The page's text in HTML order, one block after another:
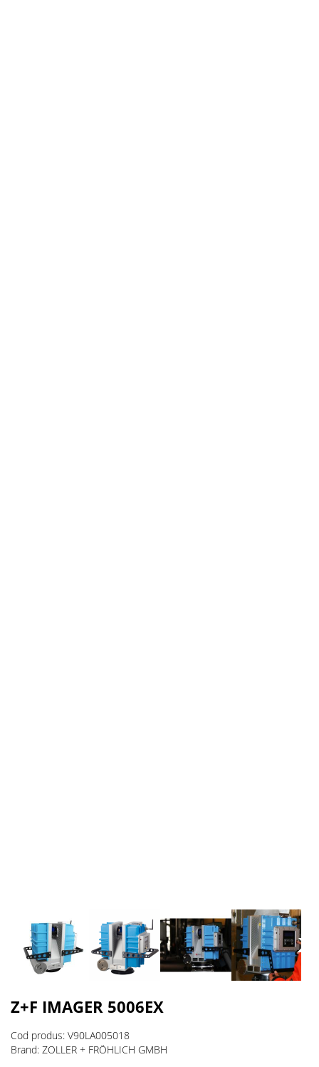
Z+F IMAGER 5006EX
Cod produs: V90LA005018
Brand: ZOLLER + FRÖHLICH GMBH